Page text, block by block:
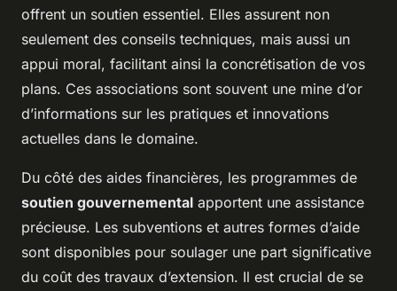
offrent un soutien essentiel. Elles assurent non
seulement des conseils techniques, mais aussi un
appui moral, facilitant ainsi la concrétisation de vos
plans. Ces associations sont souvent une mine d’or
d’informations sur les pratiques et innovations
actuelles dans le domaine.
Du côté des aides financières, les programmes de
soutien gouvernemental apportent une assistance
précieuse. Les subventions et autres formes d’aide
sont disponibles pour soulager une part significative
du coût des travaux d’extension. Il est crucial de se